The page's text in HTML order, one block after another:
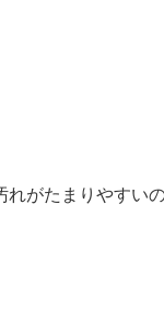
がたまりやすい